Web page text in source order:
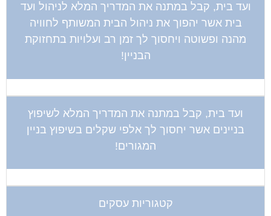
ועד בית, קבל במתנה את המדריך המלא לניהול ועד
בית אשר יהפוך את ניהול הבית המשותף לחוויה
מהנה ופשוטה ויחסוך לך זמן רב ועלויות בתחזוקת
הבניין!
ועד בית, קבל במתנה את המדריך המלא לשיפוץ
בניינים אשר יחסוך לך אלפי שקלים בשיפוץ בניין
המגורים!
קטגוריות עסקים